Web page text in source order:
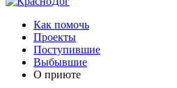
Как помочь
Проекты
Поступившие
Выбывшие
О приюте